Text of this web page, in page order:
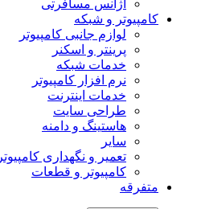
آژانس مسافرتی
کامپیوتر و شبکه
لوازم جانبی کامپیوتر
پرینتر و اسکنر
خدمات شبکه
نرم افزار کامپیوتر
خدمات اینترنت
طراحی سایت
هاستینگ و دامنه
سایر
تعمیر و نگهداری کامپیوتر
کامپیوتر و قطعات
متفرقه